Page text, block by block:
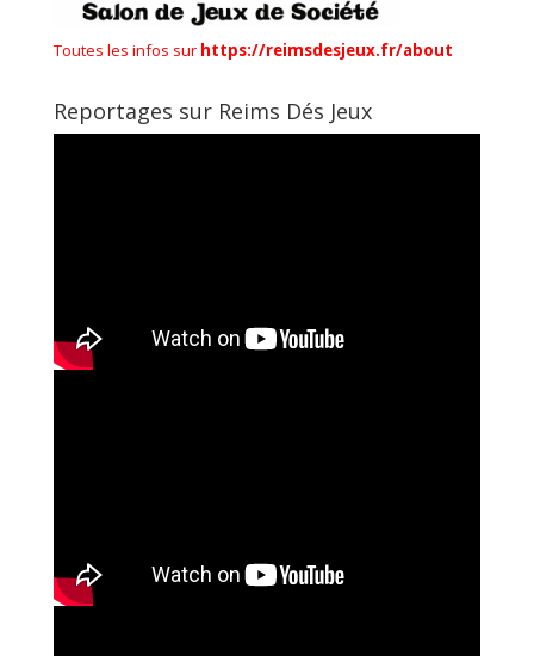
Toutes les infos sur https://reimsdesjeux.fr/about
Reportages sur Reims Dés Jeux